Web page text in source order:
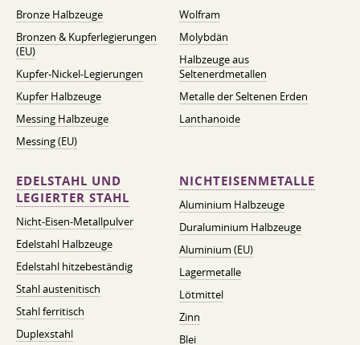
Bronze Halbzeuge
Bronzen & Kupferlegierungen
(EU)
Kupfer-Nickel-Legierungen
Kupfer Halbzeuge
Messing Halbzeuge
Messing (EU)
Wolfram
Molybdän
Halbzeuge aus
Seltenerdmetallen
Metalle der Seltenen Erden
Lanthanoide
EDELSTAHL UND
LEGIERTER STAHL
Nicht-Eisen-Metallpulver
Edelstahl Halbzeuge
Edelstahl hitzebeständig
Stahl austenitisch
Stahl ferritisch
Duplexstahl
NICHTEISENMETALLE
Aluminium Halbzeuge
Duraluminium Halbzeuge
Aluminium (EU)
Lagermetalle
Lötmittel
Zinn
Blei